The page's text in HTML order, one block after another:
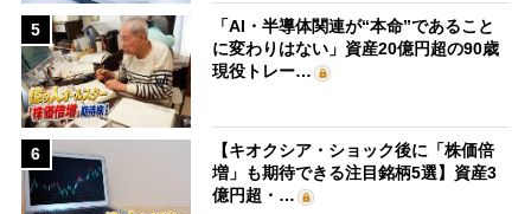
5
「AI・半導体関連が“本命”であること
に変わりはない」資産20億円超の90歳
現役トレー…
6
【キオクシア・ショック後に「株価倍
増」も期待できる注目銘柄5選】資産3
億円超・…